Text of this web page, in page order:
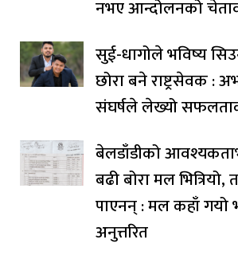
नभए आन्दोलनको
सुई-धागोले भविष्य
छोरा बने राष्ट्रसेवक :
संघर्षले लेख्यो
बेलडाँडीको
बढी बोरा मल
पाएनन् : मल कहाँ गयो
अनुत्तरित